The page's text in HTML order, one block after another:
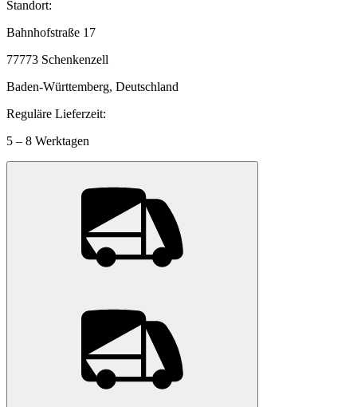
Standort:
Bahnhofstraße 17
77773 Schenkenzell
Baden-Württemberg, Deutschland
Reguläre Lieferzeit:
5 – 8 Werktagen